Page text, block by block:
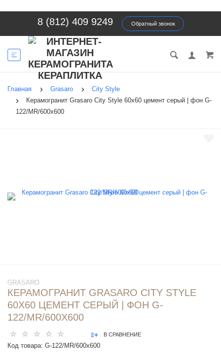
8 (812) 409 9249 Обратный звонок
Главная Grasaro
City Style
Керамогранит Grasaro City Style 60х60 цемент серый | фон G-
122/MR/600x600
GRASARO
КЕРАМОГРАНИТ GRASARO CITY STYLE
60Х60 ЦЕМЕНТ СЕРЫЙ | ФОН G-
122/MR/600X600
В СРАВНЕНИЕ
Код товара: G-122/MR/600x600